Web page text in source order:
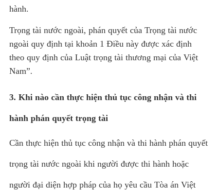
hành.
Trọng tài nước ngoài, phán quyết của Trọng tài nước
ngoài quy định tại khoản 1 Điều này được xác định
theo quy định của Luật trọng tài thương mại của Việt
Nam”.
3. Khi nào cần thực hiện thủ tục công nhận và thi
hành phán quyết trọng tài
Cần thực hiện thủ tục công nhận và thi hành phán quyết
trọng tài nước ngoài khi người được thi hành hoặc
người đại diện hợp pháp của họ yêu cầu Tòa án Việt